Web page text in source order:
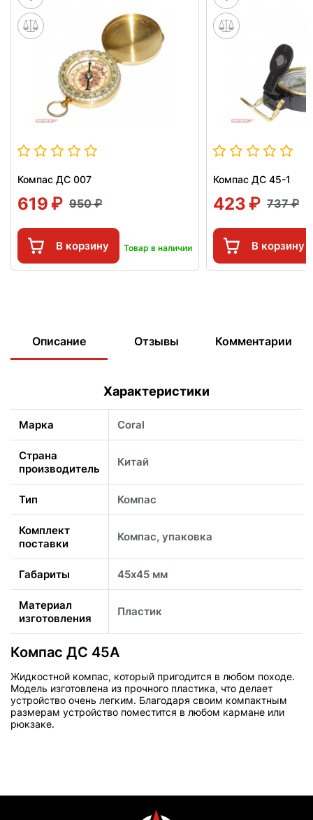
Компас ДС 007
619 950
В корзину Товар в наличии
Компас ДС 45-1
423 737
В корзину
Описание Отзывы Комментарии
Характеристики
Марка Coral
Страна
производитель
Китай
Тип Компас
Комплект
поставки
Компас, упаковка
Габариты 45х45 мм
Материал
изготовления
Пластик
Компас ДС 45А
Жидкостной компас, который пригодится в любом походе.
Модель изготовлена из прочного пластика, что делает
устройство очень легким. Благодаря своим компактным
размерам устройство поместится в любом кармане или
рюкзаке.